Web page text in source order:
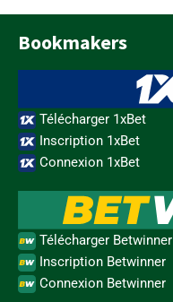
Bookmakers
Télécharger 1xBet
Inscription 1xBet
Connexion 1xBet
Télécharger Betwinner
Inscription Betwinner
Connexion Betwinner